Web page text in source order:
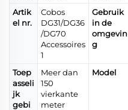
Artik
el nr.
Cobos
DG31/DG36
/DG70
Accessoires
1
Gebruik
in de
omgevin
g
Toep
asseli
jk
gebi
Meer dan
150
vierkante
meter
Model